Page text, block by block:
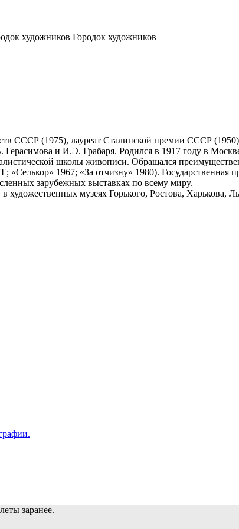
Городок художников
СССР (1975), лауреат Сталинской премии СССР
и И.Э. Грабаря. Родился в 1917 году в
школы живописи. Обращался
1967; «За отчизну» 1980). Государственная
зарубежных выставках по всему миру.
музеях Горького, Ростова, Харькова,
заранее.